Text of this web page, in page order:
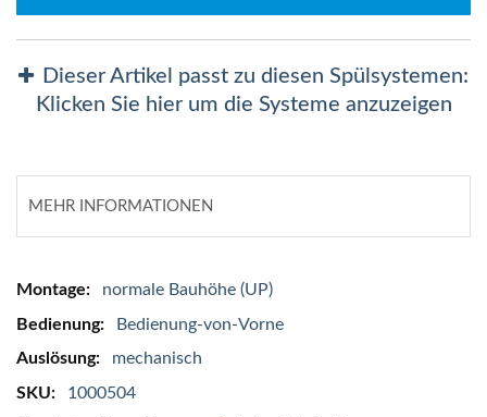
Dieser Artikel passt zu diesen Spülsystemen:
Klicken Sie hier um die Systeme anzuzeigen
MEHR INFORMATIONEN
Mehr
Informationen
normale Bauhöhe (UP)
Bedienung-von-Vorne
mechanisch
1000504